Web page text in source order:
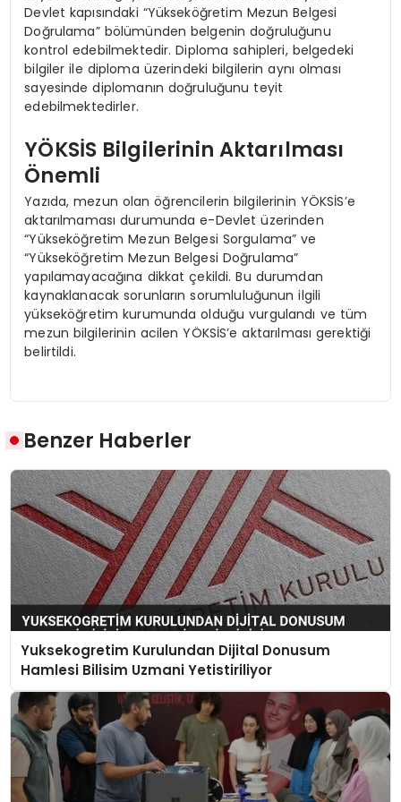
Devlet kapısındaki “Yükseköğretim Mezun Belgesi
Doğrulama” bölümünden belgenin doğruluğunu
kontrol edebilmektedir. Diploma sahipleri, belgedeki
bilgiler ile diploma üzerindeki bilgilerin aynı olması
sayesinde diplomanın doğruluğunu teyit
edebilmektedirler.
YÖKSİS Bilgilerinin Aktarılması
Önemli
Yazıda, mezun olan öğrencilerin bilgilerinin YÖKSİS’e
aktarılmaması durumunda e-Devlet üzerinden
“Yükseköğretim Mezun Belgesi Sorgulama” ve
“Yükseköğretim Mezun Belgesi Doğrulama”
yapılamayacağına dikkat çekildi. Bu durumdan
kaynaklanacak sorunların sorumluluğunun ilgili
yükseköğretim kurumunda olduğu vurgulandı ve tüm
mezun bilgilerinin acilen YÖKSİS’e aktarılması gerektiği
belirtildi.
Benzer Haberler
Yuksekogretim Kurulundan Dijital Donusum
Hamlesi Bilisim Uzmani Yetistiriliyor